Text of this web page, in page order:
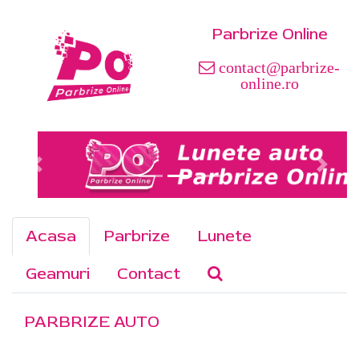
Parbrize Online
contact@parbrize-
online.ro
Acasa Parbrize
Lunete
Geamuri
Contact
PARBRIZE AUTO